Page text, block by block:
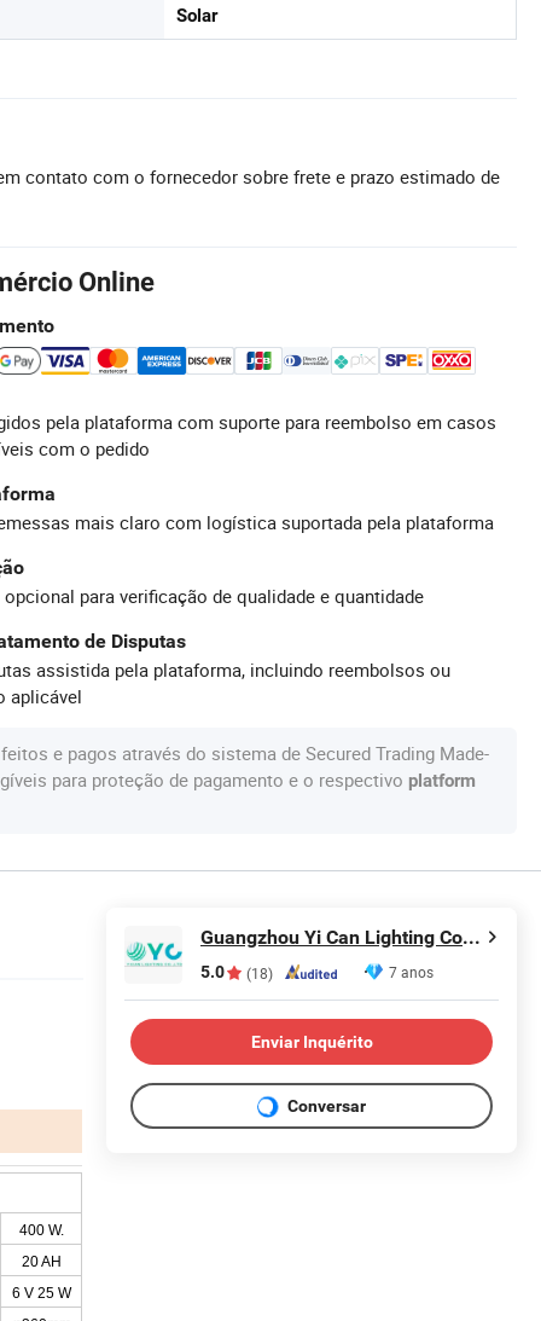
Solar
contato com o fornecedor sobre frete e prazo estimado de
Online
pela plataforma com suporte para reembolso em casos
com o pedido
mais claro com logística suportada pela plataforma
para verificação de qualidade e quantidade
de Disputas
assistida pela plataforma, incluindo reembolsos ou
aplicável
e pagos através do sistema de Secured Trading Made-
para proteção de pagamento e o respectivo platform
400 W.
20 AH
6 V 25 W
Guangzhou Yi Can Lighting Co.,Ltd
5.0 (18) 7 anos
Enviar Inquérito
Conversar